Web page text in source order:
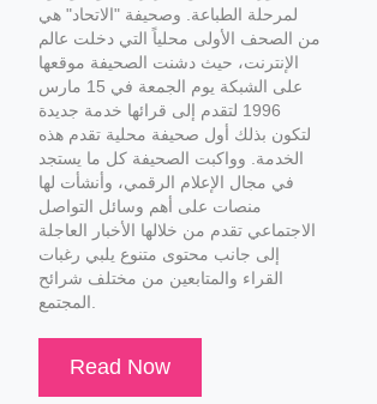
لمرحلة الطباعة. وصحيفة "الاتحاد" هي
من الصحف الأولى محلياً التي دخلت عالم
الإنترنت، حيث دشنت الصحيفة موقعها
على الشبكة يوم الجمعة في 15 مارس
1996 لتقدم إلى قرائها خدمة جديدة
لتكون بذلك أول صحيفة محلية تقدم هذه
الخدمة. وواكبت الصحيفة كل ما يستجد
في مجال الإعلام الرقمي، وأنشأت لها
منصات على أهم وسائل التواصل
الاجتماعي تقدم من خلالها الأخبار العاجلة
إلى جانب محتوى متنوع يلبي رغبات
القراء والمتابعين من مختلف شرائح
Read Now